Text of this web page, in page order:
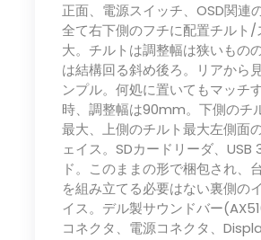
正面、電源スイッチ、OSD関連
全て右下側のフチに配置チルト/
大。チルトは調整幅は狭いもの
は結構回る斜め後ろ。リアから
ンプル。何処に置いてもマッチ
時、調整幅は90mm。下側のチ
最大、上側のチルト最大左側面
ェイス。SDカードリーダ、USB
ド。このままの形で梱包され、
を組み立てる必要はない裏側の
イス。デル製サウンドバー
コネクタ、電源コネクタ、